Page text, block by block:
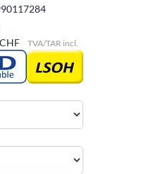
TVA/TAR incl.